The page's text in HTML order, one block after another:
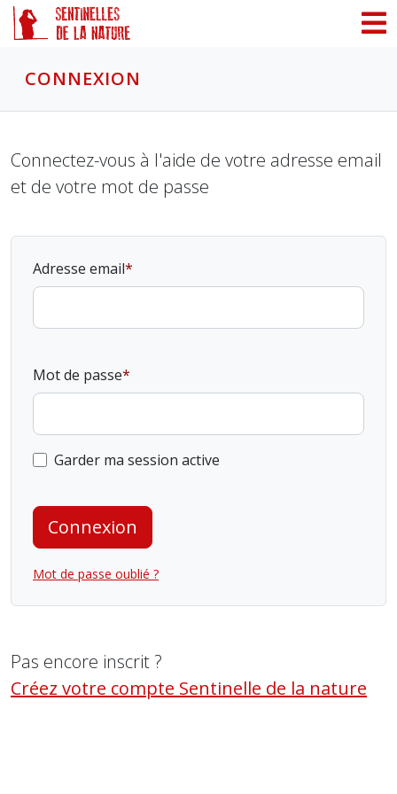
CONNEXION
Connectez-vous à l'aide de votre adresse email
et de votre mot de passe
Adresse email
Mot de passe
Garder ma session active
Connexion
Mot de passe oublié ?
Pas encore inscrit ?
Créez votre compte Sentinelle de la nature
Panneau de gestion des cookies